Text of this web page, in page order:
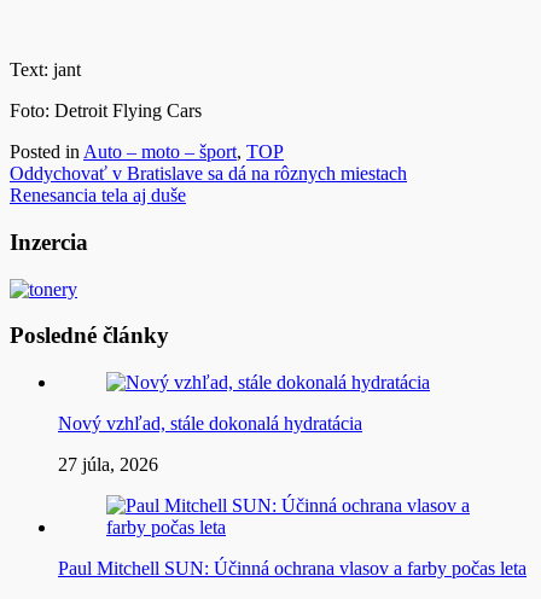
Text: jant
Foto: Detroit Flying Cars
Posted in Auto – moto – šport, TOP
Navigácia
v
článku
Oddychovať v Bratislave sa dá na rôznych miestach
Renesancia tela aj duše
Inzercia
Posledné články
Nový vzhľad, stále dokonalá hydratácia
27 júla, 2026
Paul Mitchell SUN: Účinná ochrana vlasov a farby počas leta